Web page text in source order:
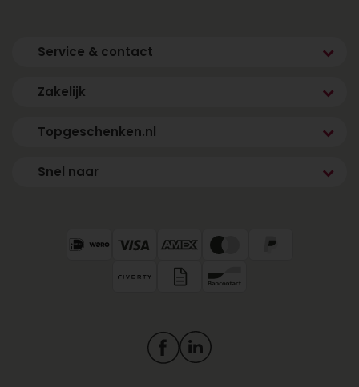
Service & contact
Zakelijk
Topgeschenken.nl
Snel naar